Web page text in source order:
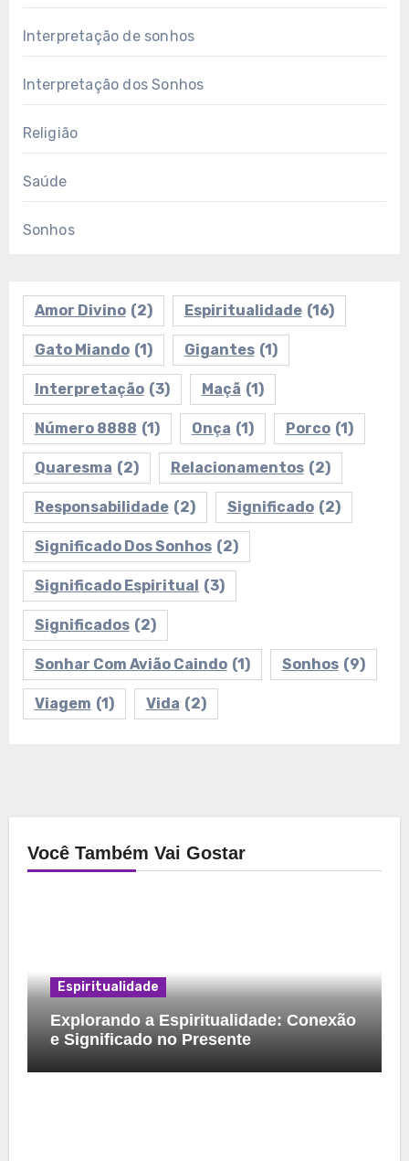
Interpretação de sonhos
Interpretação dos Sonhos
Religião
Saúde
Sonhos
Amor Divino (2) Espiritualidade (16)
Gato Miando (1) Gigantes (1)
Interpretação (3) Maçã (1)
Número 8888 (1) Onça (1) Porco (1)
Quaresma (2) Relacionamentos (2)
Responsabilidade (2) Significado (2)
Significado Dos Sonhos (2)
Significado Espiritual (3)
Significados (2)
Sonhar Com Avião Caindo (1) Sonhos (9)
Viagem (1) Vida (2)
Você Também Vai Gostar
Espiritualidade
Explorando a Espiritualidade: Conexão
e Significado no Presente